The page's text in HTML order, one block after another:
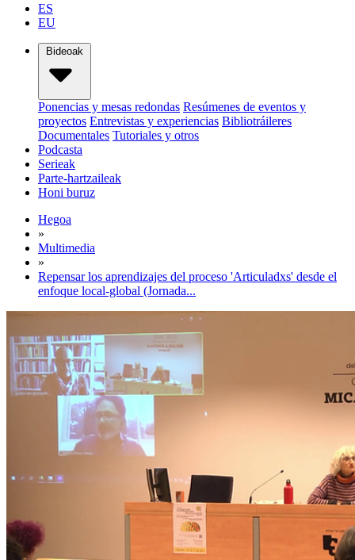
ES
EU
Bideoak
Ponencias y mesas redondas Resúmenes de eventos y
proyectos Entrevistas y experiencias Bibliotráileres
Documentales Tutoriales y otros
Podcasta
Serieak
Parte-hartzaileak
Honi buruz
Hegoa
»
Multimedia
»
Repensar los aprendizajes del proceso 'Articuladxs' desde el
enfoque local-global (Jornada...